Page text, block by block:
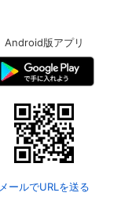
Android版アプリ
メールでURLを送る